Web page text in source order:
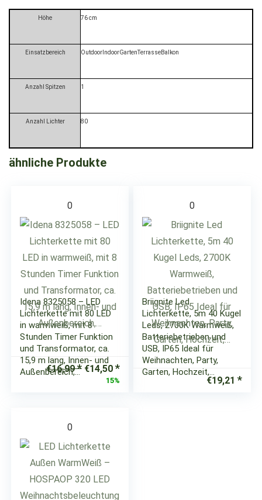
Höhe 76 cm
Einsatzbereich OutdoorIndoorGartenTerrasseBalkon
Anzahl Spitzen 1
Anzahl Lichter 80
ähnliche Produkte
0
Idena 8325058 – LED
Lichterkette mit 80 LED
in warmweiß, mit 8
Stunden Timer Funktion
und Transformator, ca.
15,9 m lang, Innen- und
Außenbereich,…
€16,99
Ursprünglicher
Preis
€14,50 Aktueller
Preis
15%
0
Briignite Led
Lichterkette, 5m 40 Kugel
Leds, 2700K Warmweiß,
Batteriebetrieben und
USB, IP65 Ideal für
Weihnachten, Party,
Garten, Hochzeit,…
€19,21
0